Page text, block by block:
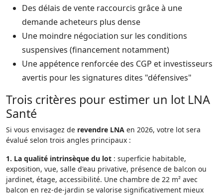
Des délais de vente raccourcis grâce à une
demande acheteurs plus dense
Une moindre négociation sur les conditions
suspensives (financement notamment)
Une appétence renforcée des CGP et investisseurs
avertis pour les signatures dites "défensives"
Trois critères pour estimer un lot LNA
Santé
Si vous envisagez de revendre LNA en 2026, votre lot sera
évalué selon trois angles principaux :
1. La qualité intrinsèque du lot : superficie habitable,
exposition, vue, salle d'eau privative, présence de balcon ou
jardinet, étage, accessibilité. Une chambre de 22 m² avec
balcon en rez-de-jardin se valorise significativement mieux